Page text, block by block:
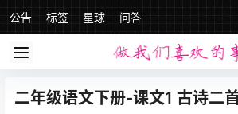
公告 标签 星球 问答
二年级语文下册-课文1 古诗二